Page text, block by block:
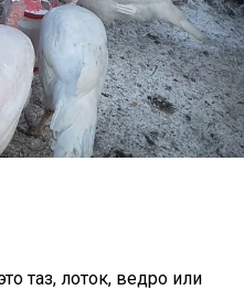
таз, лоток, ведро или